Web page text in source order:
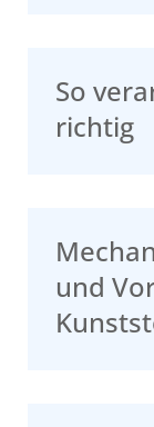
So
richtig
und